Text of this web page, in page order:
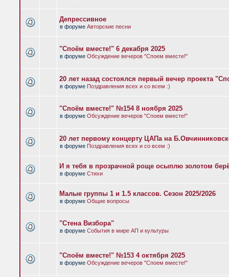
Депрессивное
в форуме Авторские песни
"Споём вместе!" 6 декабря 2025
в форуме Обсуждение вечеров "Споем вместе!"
20 лет назад состоялся первый вечер проекта
в форуме Поздравления всех и со всем :)
"Споём вместе!" №154 8 ноября 2025
в форуме Обсуждение вечеров "Споем вместе!"
20 лет первому концерту ЦАПа на
в форуме Поздравления всех и со всем :)
И я тебя в прозрачной роще осыплю золотом
в форуме Стихи
Малые группы 1 и 1.5 классов. Сезон 2025/2026
в форуме Общие вопросы
"Стена Визбора"
в форуме События в мире АП и культуры
"Споём вместе!" №153 4 октября 2025
в форуме Обсуждение вечеров "Споем вместе!"